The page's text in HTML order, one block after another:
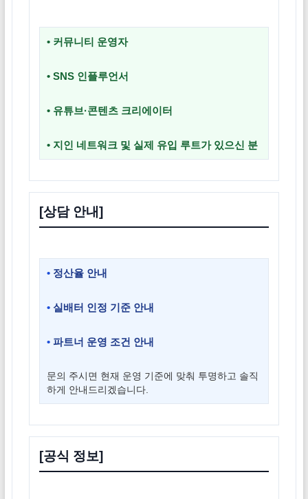
•커뮤니티 운영자
•SNS 인플루언서
•유튜브·콘텐츠 크리에이터
•지인 네트워크 및 실제 유입 루트가 있으신 분
[상담 안내]
•정산율 안내
•실배터 인정 기준 안내
•파트너 운영 조건 안내
문의 주시면 현재 운영 기준에 맞춰 투명하고 솔직
하게 안내드리겠습니다.
[공식 정보]